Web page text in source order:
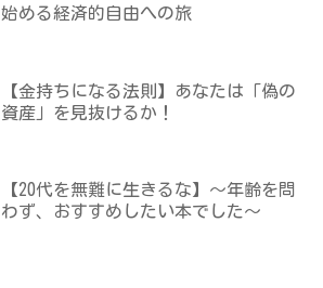
始める経済的自由への旅
【金持ちになる法則】あなたは「偽の
資産」を見抜けるか！
【20代を無難に生きるな】〜年齢を問
わず、おすすめしたい本でした〜